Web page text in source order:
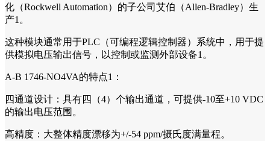
化（Rockwell Automation）的子公司艾伯（Allen-Bradley）生
产1。
这种模块通常用于PLC（可编程逻辑控制器）系统中，用于提
供模拟电压输出信号，以控制或监测外部设备1。
A-B 1746-NO4VA的特点1：
四通道设计：具有四（4）个输出通道，可提供-10至+10 VDC
的输出电压范围。
高精度：大整体精度漂移为+/-54 ppm/摄氏度满量程。